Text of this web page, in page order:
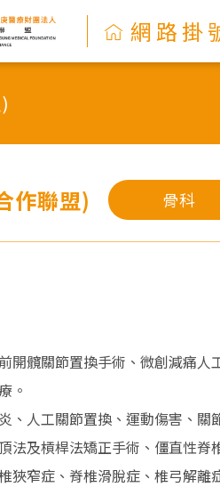
網路掛
作聯盟) 骨科
開髖關節置換手術、微創減痛
。
、人工關節置換、運動傷害、
法及槓桿法矯正手術、僵直性
狹窄症、脊椎滑脫症、椎弓解